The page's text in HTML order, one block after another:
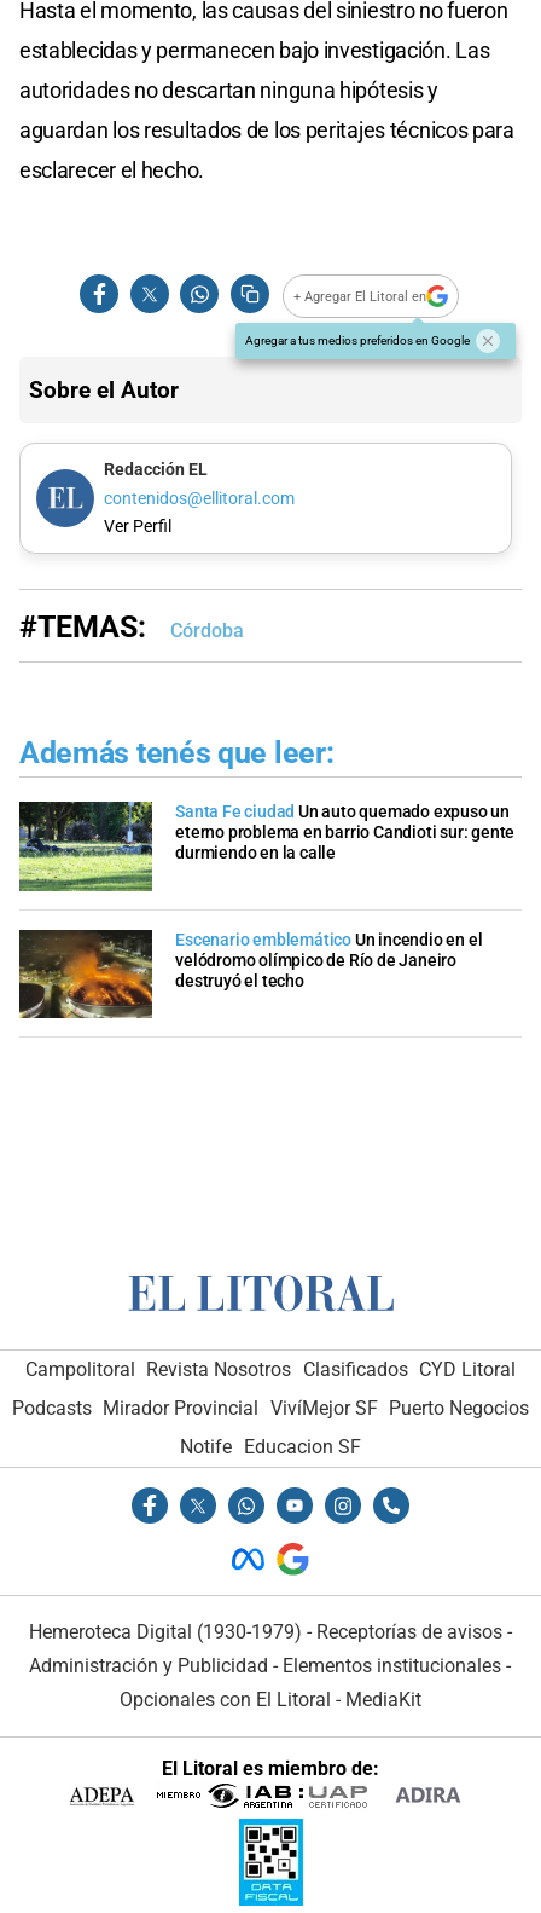
Hasta el momento, las causas del siniestro no fueron
establecidas y permanecen bajo investigación. Las
autoridades no descartan ninguna hipótesis y
aguardan los resultados de los peritajes técnicos para
esclarecer el hecho.
+ Agregar El Litoral en
Agregar a tus medios preferidos en Google
Sobre el Autor
Redacción EL
contenidos@ellitoral.com
Ver Perfil
#TEMAS: Córdoba
Además tenés que leer:
Santa Fe ciudad Un auto quemado expuso un
eterno problema en barrio Candioti sur: gente
durmiendo en la calle
Escenario emblemáticoUn incendio en el
velódromo olímpico de Río de Janeiro
destruyó el techo
Campolitoral Revista Nosotros Clasificados CYD Litoral
Podcasts Mirador Provincial VivíMejor SF Puerto Negocios
Notife Educacion SF
Hemeroteca Digital (1930-1979) - Receptorías de avisos -
Administración y Publicidad - Elementos institucionales -
Opcionales con El Litoral - MediaKit
El Litoral es miembro de: